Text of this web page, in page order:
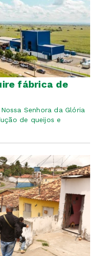
fábrica de
Senhora da Glória
de queijos e